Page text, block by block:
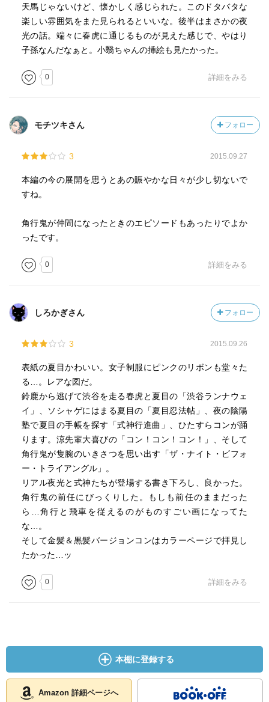
天馬じゃないけど、懐かしく感じられた。このドタバタな
楽しい雰囲気をまた見られるといいな。後半はまさかの夜
光の話。端々に春虎に通じるものが見えた感じで、やはり
子孫なんだなぁと。小翳ちゃんの挿絵も見たかった。
0 詳細をみる
モチツキさん フォロー
3 2015.09.27
本編の今の展開を思うとあの賑やかな日々が少し切ないで
すね。
角行鬼が仲間になったときのエピソードもあったりでよか
ったです。
0 詳細をみる
しろかぎさん フォロー
3 2015.09.26
表紙の夏目かわいい。女子制服にピンクのリボンも堂々た
る…。レアな図だ。
鈴鹿から逃げて渋谷を走る春虎と夏目の「渋谷ランナウェ
イ」、ソシャゲにはまる夏目の「夏目忍法帖」、夜の陰陽
塾で夏目の手帳を探す「式神行進曲」、ひたすらコンが踊
ります。涼先輩大喜びの「コン！コン！コン！」、そして
角行鬼が隻腕のいきさつを思い出す「ザ・ナイト・ビフォ
ー・トライアングル」。
リアル夜光と式神たちが登場する書き下ろし、良かった。
角行鬼の前任にびっくりした。もしも前任のままだった
ら…角行と飛車を従えるのがものすごい画になってた
な…。
そして金髪＆黒髪バージョンコンはカラーページで拝見し
たかった…ッ
0 詳細をみる
本棚に登録する
Amazon 詳細ページへ